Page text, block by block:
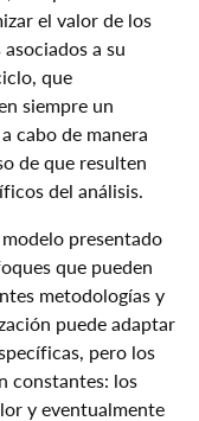
Vida de los
el valor de los
a su
que
siempre un
cabo de manera
de que resulten
del análisis.
presentado
que pueden
metodologías y
puede adaptar
pero los
constantes: los
y eventualmente